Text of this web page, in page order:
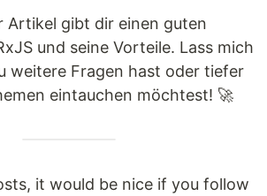
Artikel gibt dir einen guten
und seine Vorteile. Lass mich
weitere Fragen hast oder tiefer
eintauchen möchtest! 🚀
it would be nice if you follow